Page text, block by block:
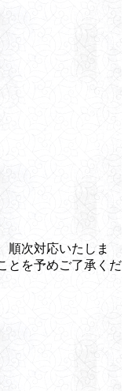
順次対応いたしま
とを予めご了承くだ